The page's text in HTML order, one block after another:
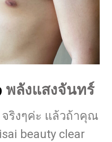
พลังแสงจันทร์
ริงๆค่ะ แล้วถ้าคุณ
beauty clear